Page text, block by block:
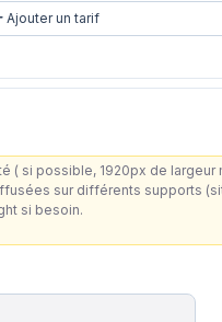
Ajouter un tarif
si besoin.